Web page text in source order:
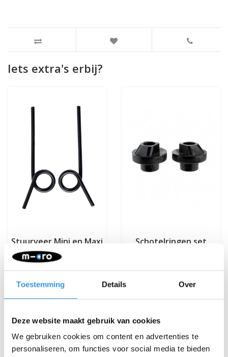
Toestemming Details Over
Deze website maakt gebruik van cookies
We gebruiken cookies om content en advertenties te
personaliseren, om functies voor social media te bieden
Iets extra's erbij?
Stuurveer Mini en Maxi
(1227)
€1,95
Schotelringen set
€1,95